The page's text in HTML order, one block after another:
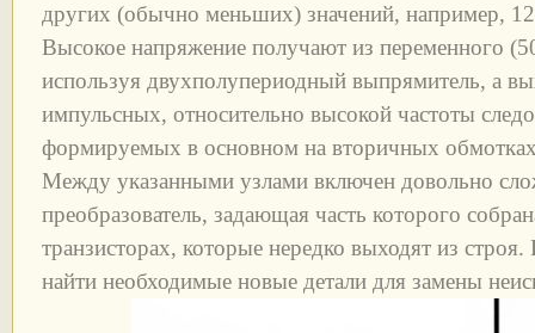
других (обычно меньших) значений, например,
Высокое напряжение получают из переменного
используя двухполупериодный выпрямитель, а
импульсных, относительно высокой частоты
формируемых в основном на вторичных
Между указанными узлами включен довольно
преобразователь, задающая часть которого
транзисторах, которые нередко выходят из строя.
найти необходимые новые детали для замены